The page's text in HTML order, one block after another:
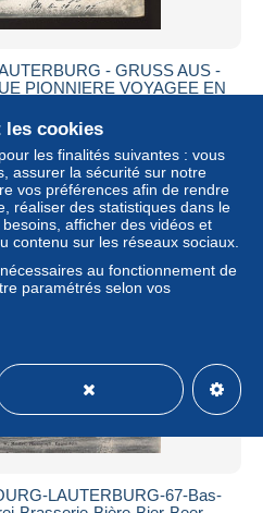
- GRUSS AUS -
PIONNIERE VOYAGEE EN
$US
Professionnel
LAUTERBURG-67-Bas-
les cookies
les finalités suivantes : vous
assurer la sécurité sur notre
vos préférences afin de rendre
réaliser des statistiques dans le
afficher des vidéos et
contenu sur les réseaux sociaux.
au fonctionnement de
paramétrés selon vos